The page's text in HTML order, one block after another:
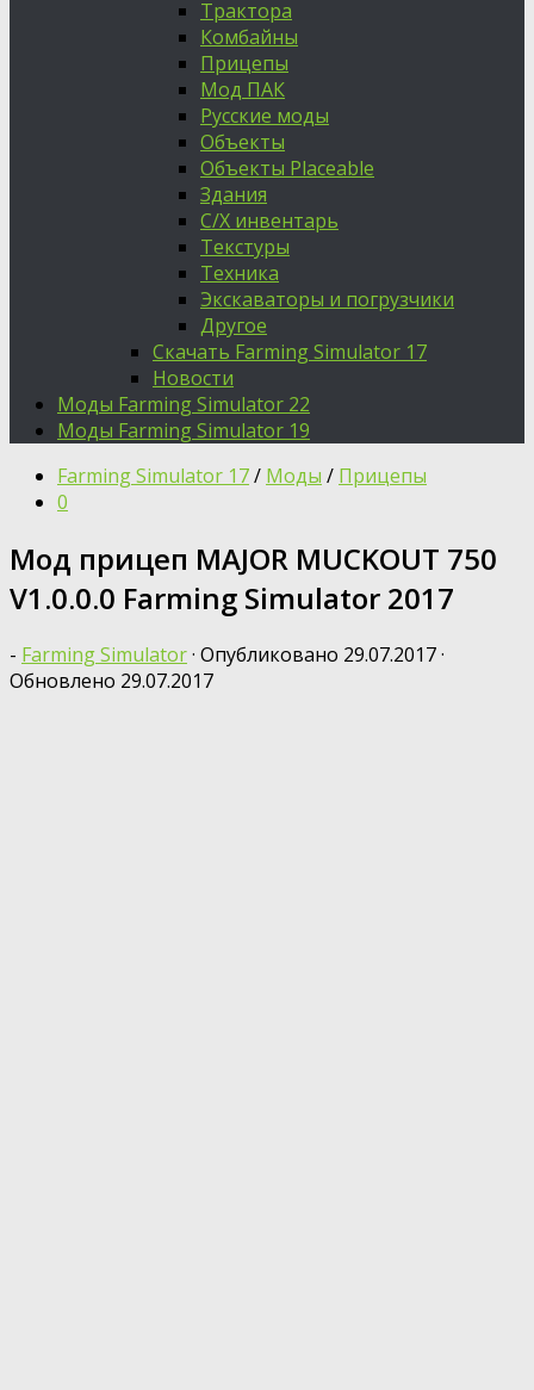
Трактора
Комбайны
Прицепы
Мод ПАК
Русские моды
Объекты
Объекты Placeable
Здания
С/Х инвентарь
Текстуры
Техника
Экскаваторы и погрузчики
Другое
Скачать Farming Simulator 17
Новости
Моды Farming Simulator 22
Моды Farming Simulator 19
Farming Simulator 17/ Моды / Прицепы
0
Мод прицеп MAJOR MUCKOUT 750
V1.0.0.0 Farming Simulator 2017
- Farming Simulator· Опубликовано 29.07.2017·
Обновлено 29.07.2017